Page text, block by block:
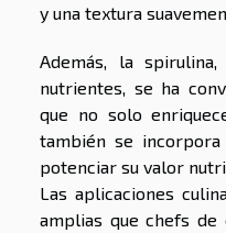
y una textura
Además, la
nutrientes, se ha
que no solo
también se
potenciar su valor
Las aplicaciones
amplias que chefs